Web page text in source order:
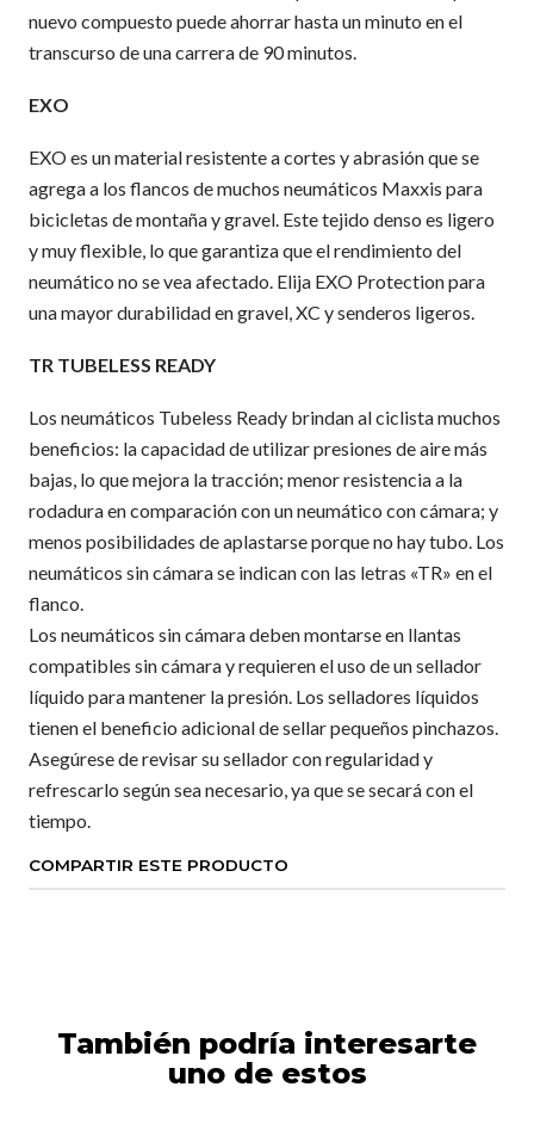
nuevo compuesto puede ahorrar hasta un minuto en el
transcurso de una carrera de 90 minutos.
EXO
EXO es un material resistente a cortes y abrasión que se
agrega a los flancos de muchos neumáticos Maxxis para
bicicletas de montaña y gravel. Este tejido denso es ligero
y muy flexible, lo que garantiza que el rendimiento del
neumático no se vea afectado. Elija EXO Protection para
una mayor durabilidad en gravel, XC y senderos ligeros.
TR TUBELESS READY
Los neumáticos Tubeless Ready brindan al ciclista muchos
beneficios: la capacidad de utilizar presiones de aire más
bajas, lo que mejora la tracción; menor resistencia a la
rodadura en comparación con un neumático con cámara; y
menos posibilidades de aplastarse porque no hay tubo. Los
neumáticos sin cámara se indican con las letras «TR» en el
flanco.
Los neumáticos sin cámara deben montarse en llantas
compatibles sin cámara y requieren el uso de un sellador
líquido para mantener la presión. Los selladores líquidos
tienen el beneficio adicional de sellar pequeños pinchazos.
Asegúrese de revisar su sellador con regularidad y
refrescarlo según sea necesario, ya que se secará con el
tiempo.
COMPARTIR ESTE PRODUCTO
También podría interesarte
uno de estos